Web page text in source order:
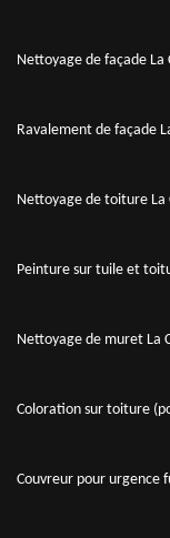
Nettoyage de façade La
Ravalement de façade
Nettoyage de toiture La
Peinture sur tuile et
Nettoyage de muret La
Coloration sur toiture
Couvreur pour urgence